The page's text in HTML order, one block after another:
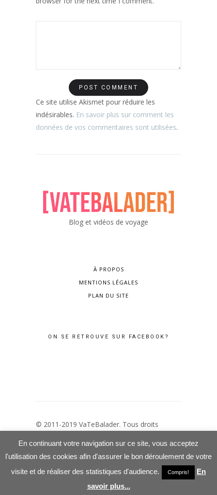
Ce site utilise Akismet pour réduire les
indésirables. En savoir plus sur comment les
données de vos commentaires sont utilisées.
Blog et vidéos de voyage
À PROPOS
MENTIONS LÉGALES
PLAN DU SITE
ON SE RETROUVE SUR FACEBOOK?
© 2011-2019 VaTeBalader. Tous droits
En continuant votre navigation sur ce site, vous acceptez
l'utilisation des cookies afin d'assurer le bon déroulement de votre
visite et de réaliser des statistiques d'audience.
Compris!
En
savoir plus...